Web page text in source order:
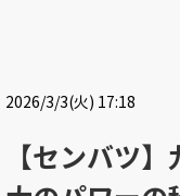
2026/3/3(火) 17:18
【センバツ